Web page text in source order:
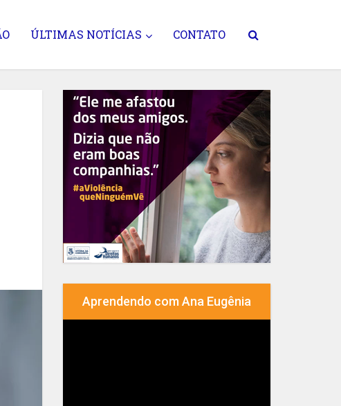
ÚLTIMAS NOTÍCIAS CONTATO
Aprendendo com Ana Eugênia